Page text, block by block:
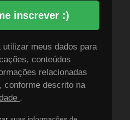
inscrever :)
meus dados para
conteúdos
relacionadas
conforme descrito na
.